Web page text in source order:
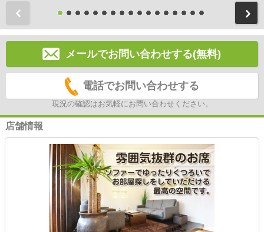
メールでお問い合わせする(無料)
電話でお問い合わせする
現況の確認はお気軽にお問い合わせください。
店舗情報